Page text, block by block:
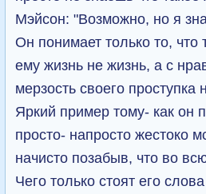
Мэйсон: "Возможно, но я
Он понимает только то, что
ему жизнь не жизнь, а с
мерзость своего проступка
Яркий пример тому- как он
просто- напросто жестоко
начисто позабыв, что во
Чего только стоят его